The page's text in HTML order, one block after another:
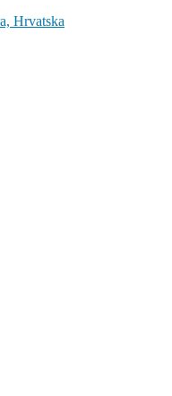
Hrvatska